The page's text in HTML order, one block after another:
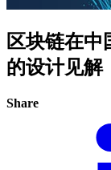
区块链在中
的设计见解
Share